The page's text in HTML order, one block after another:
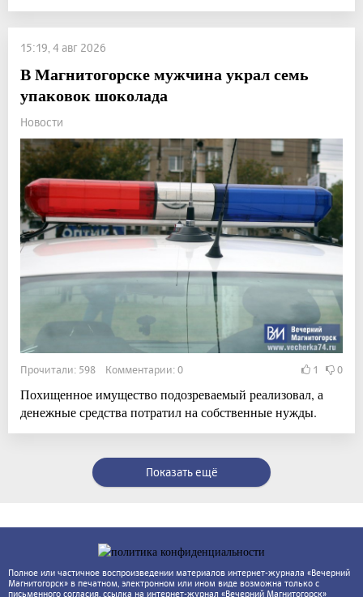
15:19, 4 авг 2026
В Магнитогорске мужчина украл семь
упаковок шоколада
Новости
Прочитали: 598 Комментарии: 0 1 0
Похищенное имущество подозреваемый реализовал, а
денежные средства потратил на собственные нужды.
Показать ещё
Полное или частичное воспроизведении материалов интернет-журнала «Вечерний
Магнитогорск» в печатном, электронном или ином виде возможна только с
письменного согласия, ссылка на интернет-журнал «Вечерний Магнитогорск»